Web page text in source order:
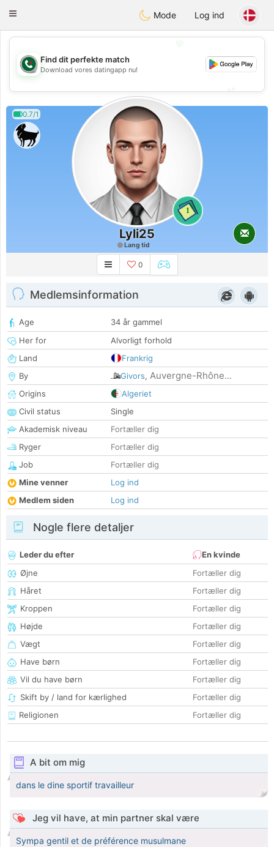
Weshrak
Toggle
Mode Log ind
💖
💕
💕
Find dit perfekte match
Download vores datingapp nu!
0.7/1
1
Lyli25
Lang tid
0
Medlemsinformation
Age
34 år gammel
Her for
Alvorligt forhold
Land
Frankrig
By
Givors, Auvergne-Rhône...
Origins
Algeriet
Civil status
Single
Akademisk niveau
Fortæller dig
Ryger
Fortæller dig
Job
Fortæller dig
Mine venner
Log ind
Medlem siden
Log ind
Nogle flere detaljer
Leder du efter
En kvinde
Øjne
Fortæller dig
Håret
Fortæller dig
Kroppen
Fortæller dig
Højde
Fortæller dig
Vægt
Fortæller dig
Have børn
Fortæller dig
Vil du have børn
Fortæller dig
Skift by / land for kærlighed
Fortæller dig
Religionen
Fortæller dig
A bit om mig
dans le dine sportif travailleur
Jeg vil have, at min partner skal være
Sympa gentil et de préférence musulmane